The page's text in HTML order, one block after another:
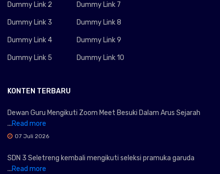
Dummy Link 2
Dummy Link 3
Dummy Link 4
Dummy Link 5
Dummy Link 7
Dummy Link 8
Dummy Link 9
Dummy Link 10
KONTEN TERBARU
Dewan Guru Mengikuti Zoom Meet Besuki Dalam Arus Sejarah
...Read more
07 Juli 2026
SDN 3 Seletreng kembali mengikuti seleksi pramuka garuda
...Read more